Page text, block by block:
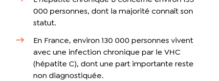
000 personnes, dont la majorité connaît son
statut.
En France, environ 130 000 personnes vivent
avec une infection chronique par le VHC
(hépatite C), dont une part importante reste
non diagnostiquée.